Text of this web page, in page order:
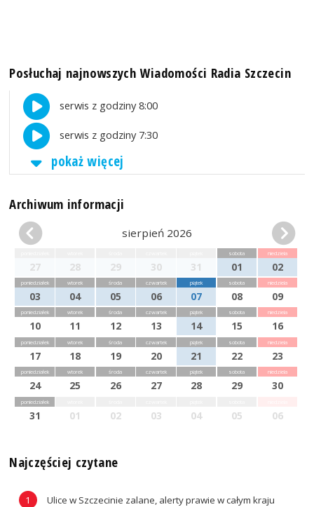
Posłuchaj najnowszych Wiadomości Radia Szczecin
serwis z godziny 8:00
serwis z godziny 7:30
pokaż więcej
Archiwum informacji
sierpień 2026
27 28 29 30 31
sobota
01
niedziela
02
poniedziałek
03
wtorek
04
środa
05
czwartek
06
piątek
07
sobota
08
niedziela
09
poniedziałek
10
wtorek
11
środa
12
czwartek
13
piątek
14
sobota
15
niedziela
16
poniedziałek
17
wtorek
18
środa
19
czwartek
20
piątek
21
sobota
22
niedziela
23
poniedziałek
24
wtorek
25
środa
26
czwartek
27
piątek
28
sobota
29
niedziela
30
poniedziałek
31 01 02 03 04 05 06
Najczęściej czytane
Ulice w Szczecinie zalane, alerty prawie w całym kraju